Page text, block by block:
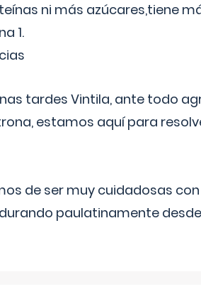
ni más azúcares,tiene
1.
tardes Vintila, ante todo
estamos aquí para
de ser muy cuidadosas
paulatinamente